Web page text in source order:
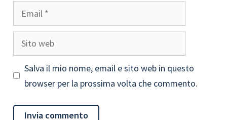
Email
Sito
web
Salva il mio nome, email e sito web in questo
browser per la prossima volta che commento.